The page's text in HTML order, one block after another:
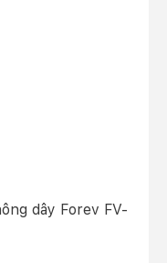
dây Forev FV-